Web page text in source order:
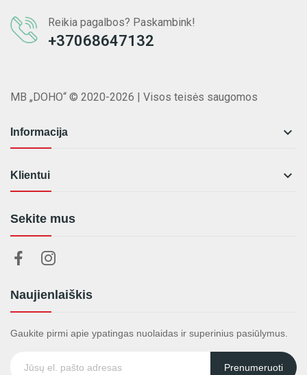
Reikia pagalbos? Paskambink!
+37068647132
MB „DOHO“ © 2020-2026 | Visos teisės saugomos
Informacija 
Klientui 
Sekite mus
Naujienlaiškis
Gaukite pirmi apie ypatingas nuolaidas ir superinius pasiūlymus.
Prenumeruoti